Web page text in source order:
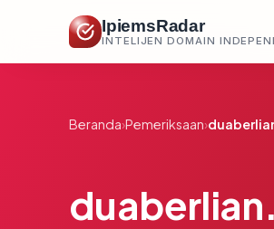
IpiemsRadar
INTELIJEN DOMAIN
Beranda›Pemeriksaan›